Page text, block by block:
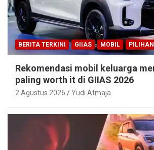
BERITA TERKINI GIIAS MOBIL PILIHAN
Rekomendasi mobil keluarga
paling worth it di GIIAS 2026
2 Agustus 2026 Yudi Atmaja